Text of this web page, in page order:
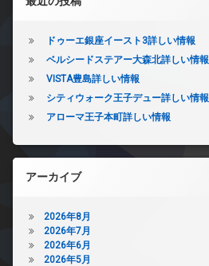
ドゥーエ銀座イースト3詳しい情報
ベルシードステアー大森北詳しい情報
VISTA豊島詳しい情報
シティウォーク王子デュー詳しい情報
アローマ王子本町詳しい情報
アーカイブ
2026年8月
2026年7月
2026年6月
2026年5月